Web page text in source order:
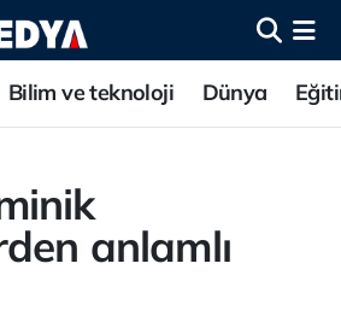
Bilim ve teknoloji Dünya
anlamlı